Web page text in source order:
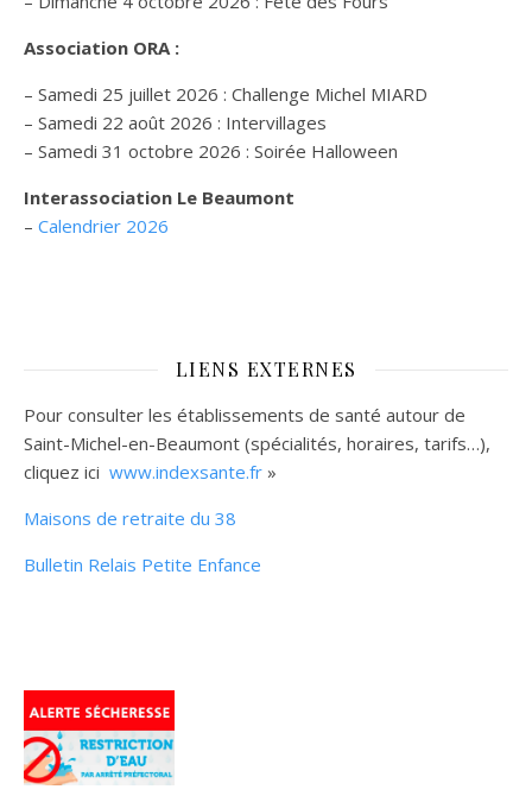
Association ORA :
– Samedi 25 juillet 2026 : Challenge Michel MIARD
– Samedi 22 août 2026 : Intervillages
– Samedi 31 octobre 2026 : Soirée Halloween
Interassociation Le Beaumont
– Calendrier 2026
LIENS EXTERNES
Pour consulter les établissements de santé autour de
Saint-Michel-en-Beaumont (spécialités, horaires, tarifs…),
cliquez ici www.indexsante.fr »
Maisons de retraite du 38
Bulletin Relais Petite Enfance